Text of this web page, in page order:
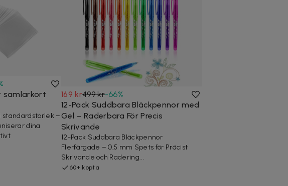
samlarkort
standardstorlek –
dina
169 kr499 kr-66%
12-Pack Suddbara Bläckpennor med
Gel – Raderbara För Precis
Skrivande
12-Pack Suddbara Bläckpennor
Flerfärgade – 0,5 mm Spets för Präcist
Skrivande och Radering...
60+ köpta